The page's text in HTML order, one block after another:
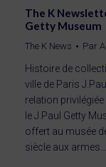
The K
Getty Museum
The K News Par
Histoire de
ville de Paris
relation
le J.Paul Getty
offert au musée
siècle aux armes…